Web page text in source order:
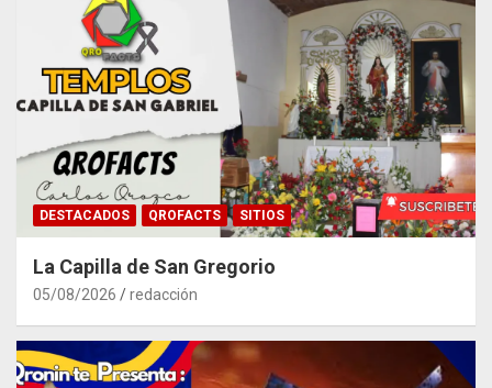
DESTACADOS QROFACTS SITIOS
La Capilla de San Gregorio
05/08/2026 redacción